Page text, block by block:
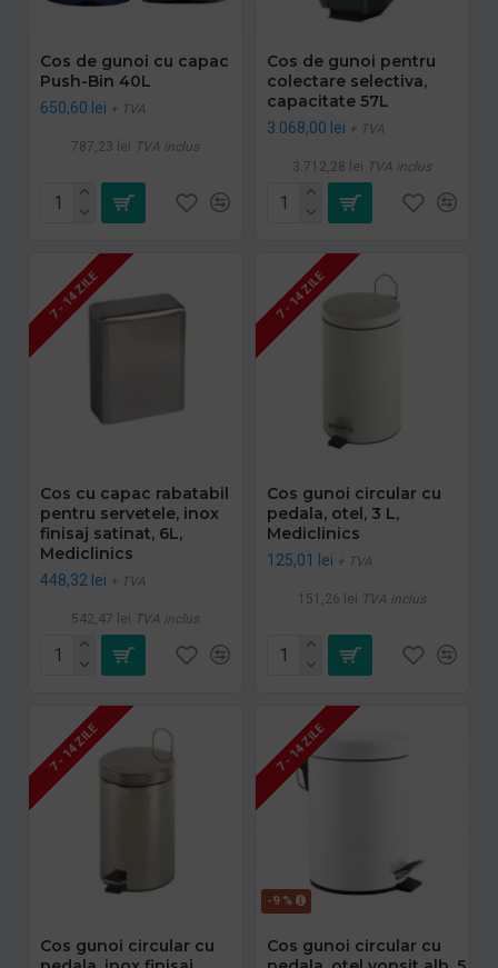
Cos de gunoi cu capac
Push-Bin 40L
650,60 lei + TVA
787,23 lei TVA inclus
Cos de gunoi pentru
colectare selectiva,
capacitate 57L
3.068,00 lei + TVA
3.712,28 lei TVA inclus
7 - 14 ZILE
Cos cu capac rabatabil
pentru servetele, inox
finisaj satinat, 6L,
Mediclinics
448,32 lei + TVA
542,47 lei TVA inclus
7 - 14 ZILE
Cos gunoi circular cu
pedala, otel, 3 L,
Mediclinics
125,01 lei + TVA
151,26 lei TVA inclus
7 - 14 ZILE
Cos gunoi circular cu
-9 %
7 - 14 ZILE
Cos gunoi circular cu